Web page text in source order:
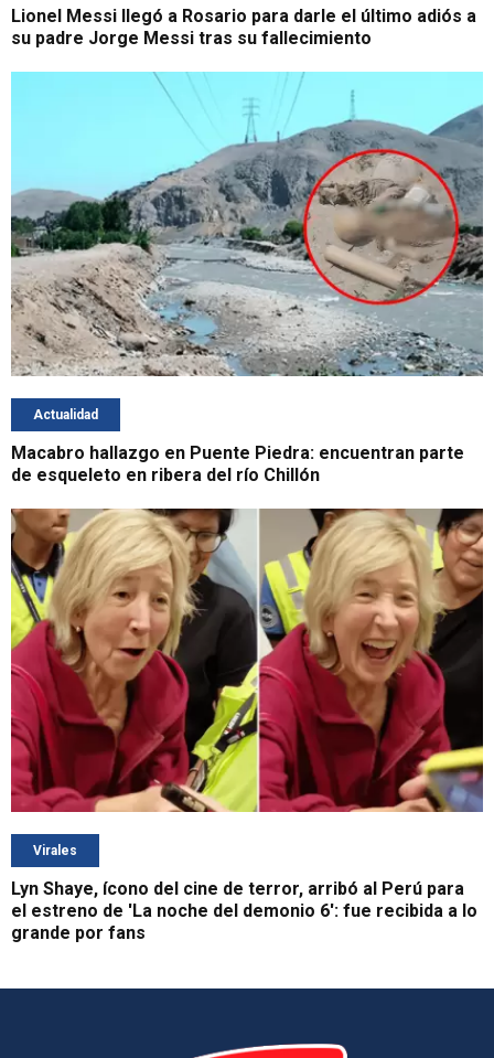
Lionel Messi llegó a Rosario para darle el último adiós a
su padre Jorge Messi tras su fallecimiento
Actualidad
Macabro hallazgo en Puente Piedra: encuentran parte
de esqueleto en ribera del río Chillón
Virales
Lyn Shaye, ícono del cine de terror, arribó al Perú para
el estreno de 'La noche del demonio 6': fue recibida a lo
grande por fans